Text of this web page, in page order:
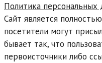
Политика персональных
Сайт является
посетители могут
бывает так, что
первоисточники либо